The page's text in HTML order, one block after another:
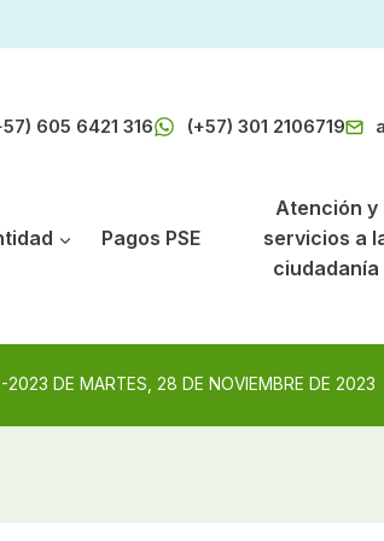
605 6421 316 (+57) 301 2106719
Pagos PSE
Atención y
servicios a
ciudadanía
DE MARTES, 28 DE NOVIEMBRE DE 2023